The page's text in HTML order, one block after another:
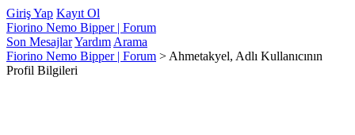
Giriş Yap Kayıt Ol
Fiorino Nemo Bipper | Forum
Son MesajlarYardım Arama
Fiorino Nemo Bipper | Forum > Ahmetakyel, Adlı Kullanıcının
Profil Bilgileri